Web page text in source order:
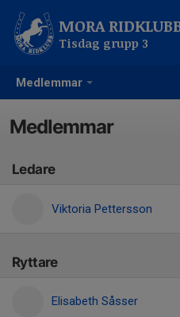
Medlemmar
MORA
Tisdag grupp 3
Medlemmar
Ledare
Viktoria Pettersson
Ryttare
Elisabeth Såsser